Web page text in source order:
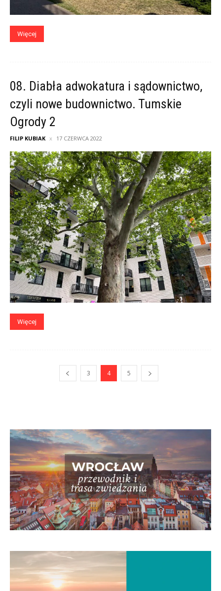
Więcej
08. Diabła adwokatura i sądownictwo,
czyli nowe budownictwo. Tumskie
Ogrody 2
FILIP KUBIAK 17 CZERWCA 2022
Więcej
3 4 5